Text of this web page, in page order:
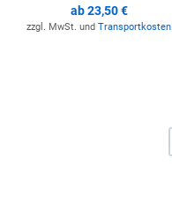
ab23,50 €
zzgl. MwSt. und Transportkosten